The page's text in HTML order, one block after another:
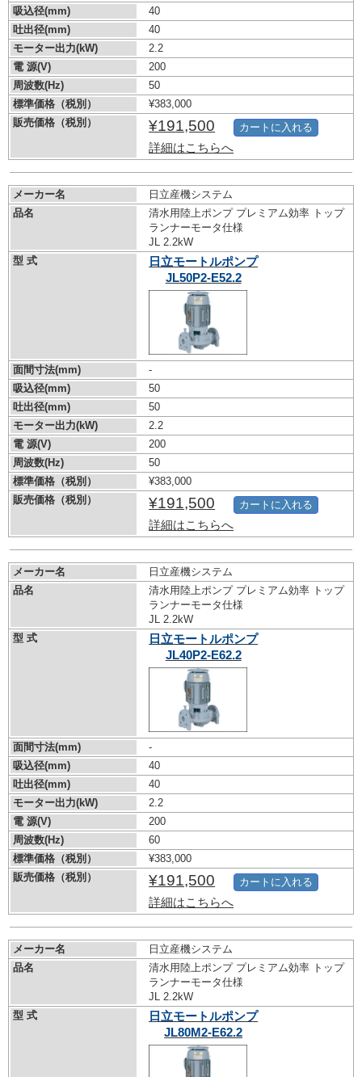
吸込径(mm)
40
吐出径(mm)
40
モーター出力(kW)
2.2
電 源(V)
200
周波数(Hz)
50
標準価格（税別）
¥383,000
販売価格（税別）
¥191,500
詳細はこちらへ
カートに入れる
メーカー名
日立産機システム
品名
清水用陸上ポンプ プレミアム効率 トップ
ランナーモータ仕様
JL 2.2kW
型 式
日立モートルポンプ
JL50P2-E52.2
面間寸法(mm)
-
吸込径(mm)
50
吐出径(mm)
50
モーター出力(kW)
2.2
電 源(V)
200
周波数(Hz)
50
標準価格（税別）
¥383,000
販売価格（税別）
¥191,500
詳細はこちらへ
カートに入れる
メーカー名
日立産機システム
品名
清水用陸上ポンプ プレミアム効率 トップ
ランナーモータ仕様
JL 2.2kW
型 式
日立モートルポンプ
JL40P2-E62.2
面間寸法(mm)
-
吸込径(mm)
40
吐出径(mm)
40
モーター出力(kW)
2.2
電 源(V)
200
周波数(Hz)
60
標準価格（税別）
¥383,000
販売価格（税別）
¥191,500
詳細はこちらへ
カートに入れる
メーカー名
日立産機システム
品名
清水用陸上ポンプ プレミアム効率 トップ
ランナーモータ仕様
JL 2.2kW
型 式
日立モートルポンプ
JL80M2-E62.2